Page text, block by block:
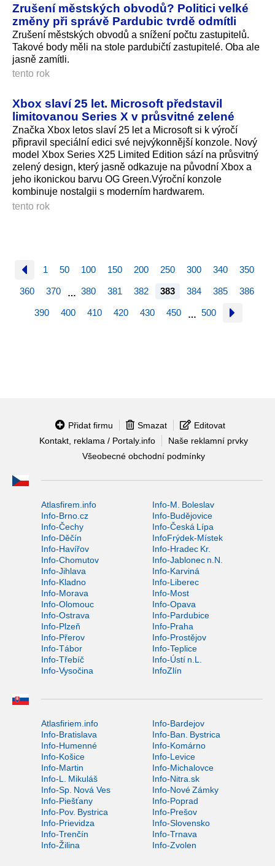
Zrušení městských obvodů? Politici velké
změny při správě Pardubic tvrdě odmítli
Zrušení městských obvodů a snížení počtu zastupitelů.
Takové body měli na stole pardubičtí zastupitelé. Oba ale
jasně zamítli.
tento rok
Xbox slaví 25 let. Microsoft představil
limitovanou Series X v průsvitné zelené
Značka Xbox letos slaví 25 let a Microsoft si k výročí
připravil speciální edici své nejvýkonnější konzole. Nový
model Xbox Series X25 Limited Edition sází na průsvitný
zelený design, který jasně odkazuje na původní Xbox a
jeho ikonickou barvu OG Green.Výroční konzole
kombinuje nostalgii s moderním hardwarem.
tento rok
1 50 100 150 200 250 300 340 350
360 370 … 380 381 382 383 384 385 386
390 400 410 420 430 450 … 500
Přidat firmu Smazat
Editovat
Kontakt, reklama / Portaly.info
Naše reklamní prvky
Všeobecné obchodní podmínky
Atlasfirem.info
Info-M. Boleslav
Info-Brno.cz
Info-Budějovice
Info-Čechy
Info-Česká Lípa
Info-Děčín
InfoFrýdek-Místek
Info-Havířov
Info-Hradec Kr.
Info-Chomutov
Info-Jablonec n.N.
Info-Jihlava
Info-Karviná
Info-Kladno
Info-Liberec
Info-Morava
Info-Most
Info-Olomouc
Info-Opava
Info-Ostrava
Info-Pardubice
Info-Plzeň
Info-Praha
Info-Přerov
Info-Prostějov
Info-Tábor
Info-Teplice
Info-Třebíč
Info-Ústí n.L.
Info-Vysočina
InfoZlín
Atlasfiriem.info
Info-Bardejov
Info-Bratislava
Info-Ban. Bystrica
Info-Humenné
Info-Komárno
Info-Košice
Info-Levice
Info-Martin
Info-Michalovce
Info-L. Mikuláš
Info-Nitra.sk
Info-Sp. Nová Ves
Info-Nové Zámky
Info-Piešťany
Info-Poprad
Info-Pov. Bystrica
Info-Prešov
Info-Prievidza
Info-Slovensko
Info-Trenčín
Info-Trnava
Info-Žilina
Info-Zvolen